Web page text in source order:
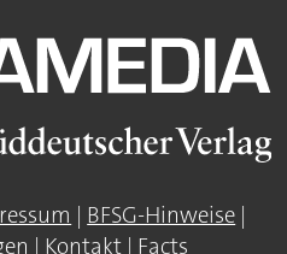
| BFSG-Hinweise |
| Kontakt | Facts